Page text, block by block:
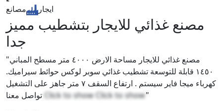
ايجار مصانع
مصنع غذائي للايجار بتشطيب مميز
جدا
"مصنع غذائي للايجار مساحة الارض ٤٠٠٠ متر مسطح المباني
١٤٥٠ قابلة للتوسعة تشطيب غذائي سوبر لوكس حوائط سيراميك.
كهرباء ميجا فاير سيستم . ارتفاع السقف ٧ متر جاهز على التشغيل
Click to showClick to show"